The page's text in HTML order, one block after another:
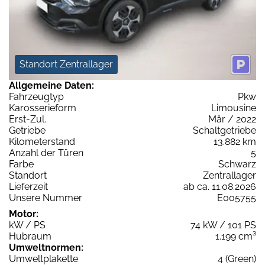
Standort Zentrallager
Allgemeine Daten:
Fahrzeugtyp
Pkw
Karosserieform
Limousine
Erst-Zul.
Mär / 2022
Getriebe
Schaltgetriebe
Kilometerstand
13.882 km
Anzahl der Türen
5
Farbe
Schwarz
Standort
Zentrallager
Lieferzeit
ab ca. 11.08.2026
Unsere Nummer
E005755
Motor:
kW / PS
74 kW / 101 PS
Hubraum
1.199 cm³
Umweltnormen:
Umweltplakette
4 (Green)